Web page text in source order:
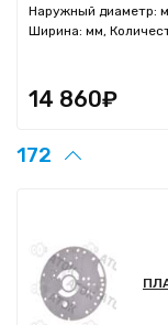
Наружный диаметр:
Ширина: мм,
14 860₽
172